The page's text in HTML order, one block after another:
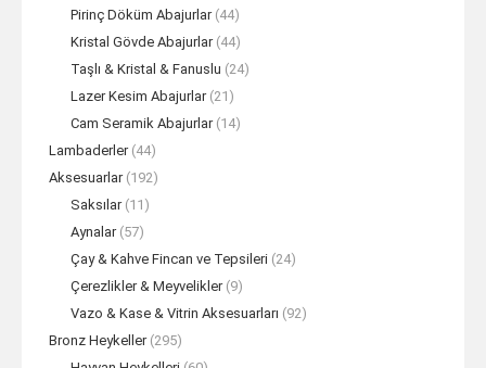
Pirinç Döküm Abajurlar (44)
Kristal Gövde Abajurlar (44)
Taşlı & Kristal & Fanuslu (24)
Lazer Kesim Abajurlar (21)
Cam Seramik Abajurlar (14)
Lambaderler (44)
Aksesuarlar (192)
Saksılar (11)
Aynalar (57)
Çay & Kahve Fincan ve Tepsileri (24)
Çerezlikler & Meyvelikler (9)
Vazo & Kase & Vitrin Aksesuarları (92)
Bronz Heykeller (295)